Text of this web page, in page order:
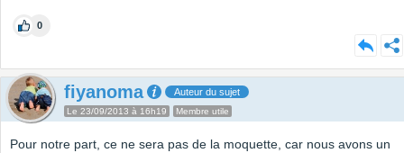
0
fiyanoma Auteur du sujet
Le 23/09/2013 à 16h19 Membre utile
Pour notre part, ce ne sera pas de la moquette, car nous avons un